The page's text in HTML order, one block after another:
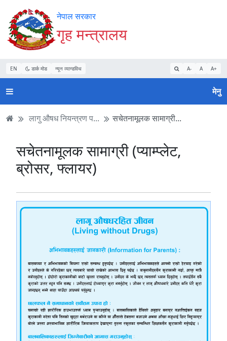
Accessibility
Mode
सुरु
गर्नुहोस्
सामाग्री
पढ्नुहाेस्
नेभिगेसन
पढ्नुहाेस्
वेबसाइट
खोजमा
जानुहोस्
नेपाल सरकार
गृह मन्त्रालय
EN डार्क मोड न्यून व्यान्डविथ A- A A+
मेनु
लागु औषध नियन्त्रण प... सचेतनामूलक सामाग्री...
सचेतनामूलक सामाग्री (प्याम्प्लेट,
ब्रोसर, फ्लायर)